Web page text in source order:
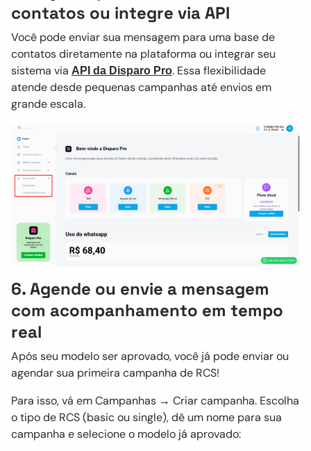
contatos ou integre via API
Você pode enviar sua mensagem para uma base de
contatos diretamente na plataforma ou integrar seu
sistema via API da Disparo Pro. Essa flexibilidade
atende desde pequenas campanhas até envios em
grande escala.
6. Agende ou envie a mensagem
com acompanhamento em tempo
real
Após seu modelo ser aprovado, você já pode enviar ou
agendar sua primeira campanha de RCS!
Para isso, vá em Campanhas → Criar campanha. Escolha
o tipo de RCS (basic ou single), dê um nome para sua
campanha e selecione o modelo já aprovado: